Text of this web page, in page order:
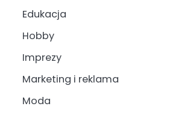
Edukacja
Hobby
Imprezy
Marketing i reklama
Moda